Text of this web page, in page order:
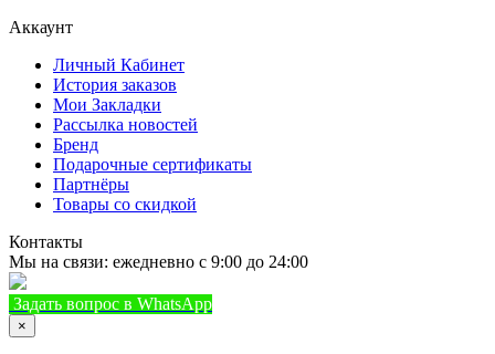
Аккаунт
Личный Кабинет
История заказов
Мои Закладки
Рассылка новостей
Бренд
Подарочные сертификаты
Партнёры
Товары со скидкой
Контакты
Мы на связи: ежедневно с 9:00 до 24:00
Задать вопрос в WhatsApp
×